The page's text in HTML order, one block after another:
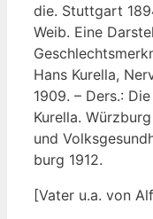
die. Stutt­gart
Weib. Eine
Hans Kurel­la,
1909. – Ders.:
Kurel­la.
und
burg 1912.
[Vater u.a. von